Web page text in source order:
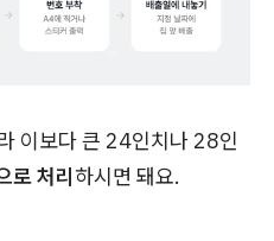
이보다 큰 24인치나 28인
로 처리하시면 돼요.